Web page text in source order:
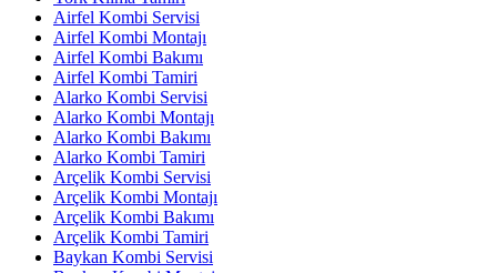
Airfel Kombi Servisi
Airfel Kombi Montajı
Airfel Kombi Bakımı
Airfel Kombi Tamiri
Alarko Kombi Servisi
Alarko Kombi Montajı
Alarko Kombi Bakımı
Alarko Kombi Tamiri
Arçelik Kombi Servisi
Arçelik Kombi Montajı
Arçelik Kombi Bakımı
Arçelik Kombi Tamiri
Baykan Kombi Servisi